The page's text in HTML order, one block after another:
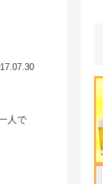
人で